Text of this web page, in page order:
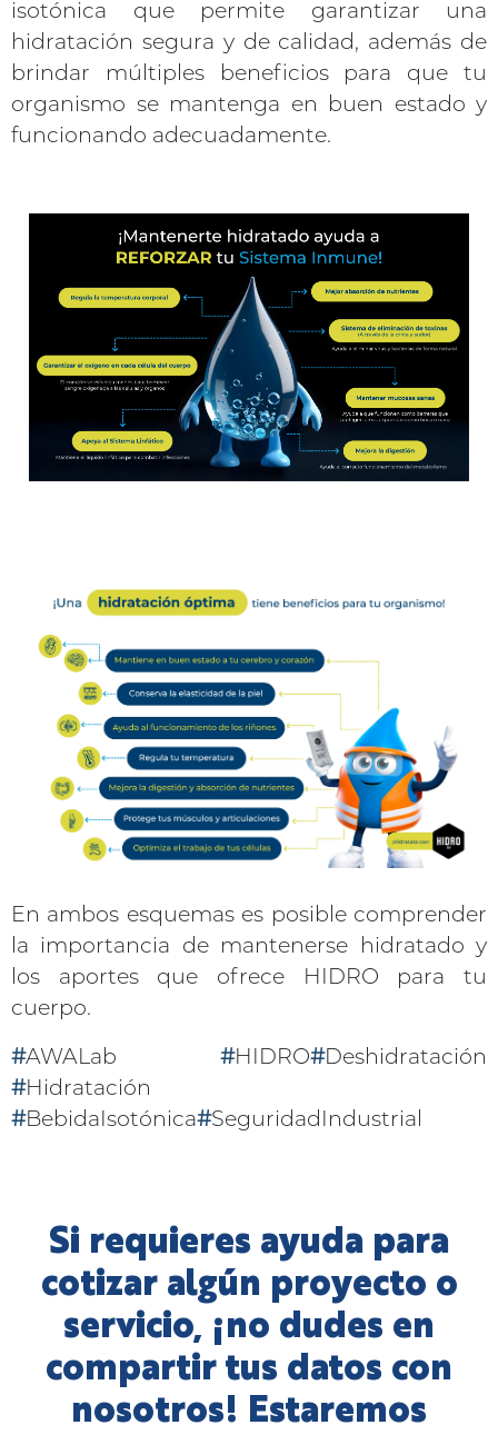
isotónica que permite garantizar una
hidratación segura y de calidad, además de
brindar múltiples beneficios para que tu
organismo se mantenga en buen estado y
funcionando adecuadamente.
En ambos esquemas es posible comprender
la importancia de mantenerse hidratado y
los aportes que ofrece HIDRO para tu
cuerpo.
#AWALab #HIDRO#Deshidratación
#Hidratación
#BebidaIsotónica#SeguridadIndustrial
Si requieres ayuda para
cotizar algún proyecto o
servicio, ¡no dudes en
compartir tus datos con
nosotros! Estaremos